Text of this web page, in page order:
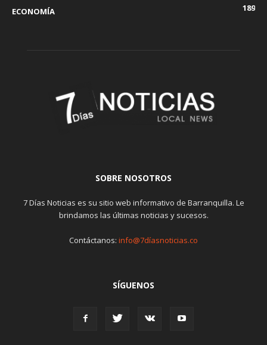
ECONOMÍA
189
SOBRE NOSOTROS
7 Días Noticias es su sitio web informativo de Barranquilla. Le
brindamos las últimas noticias y sucesos.
Contáctanos: info@7díasnoticias.co
SÍGUENOS